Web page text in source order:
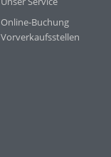
Online-Buchung
Vorverkaufsstellen